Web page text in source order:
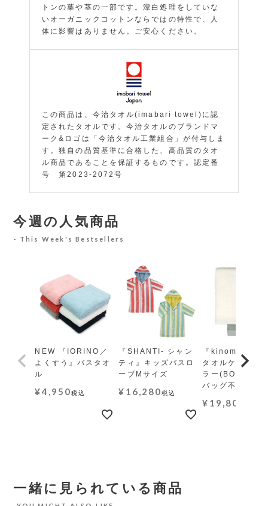
トンの葉や茎の一部です。漂白処理をしていな
いオーガニックコットンならではの特性で、人
体に影響はありません。ご安心ください。
この商品は、今治タオル(imabari towel)に認
定されたタオルです。今治タオルのブランドマ
ーク&ロゴは「今治タオル工業組合」が付与しま
す。独自の品質基準に合格した、高品質のタオ
ル商品であることを保証するものです。認定番
号 第2023-2072号
今週の人気商品
This Week's Bestsellers
NEW 『IORINO／
よくすう』バスタオ
ル
¥4,950税込
『SHANTI- シャン
ティ』キッズバスロ
ーブMサイズ
¥ 16,280税込
『kinome-木の
タオルケット レ
ラー(BOX・ギ
バッグ不可)
¥ 19,800
一緒に見られている商品